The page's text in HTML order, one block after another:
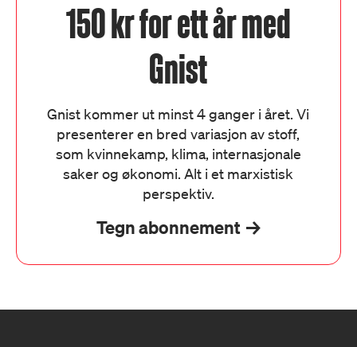
150 kr for ett år med
Gnist
Gnist kommer ut minst 4 ganger i året. Vi
presenterer en bred variasjon av stoff,
som kvinnekamp, klima, internasjonale
saker og økonomi. Alt i et marxistisk
perspektiv.
Tegn abonnement